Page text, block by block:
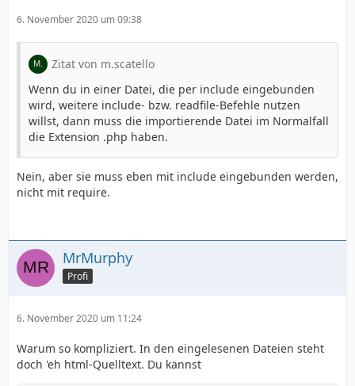
6. November 2020 um 09:38
Zitat von m.scatello
Wenn du in einer Datei, die per include eingebunden
wird, weitere include- bzw. readfile-Befehle nutzen
willst, dann muss die importierende Datei im Normalfall
die Extension .php haben.
Nein, aber sie muss eben mit include eingebunden werden,
nicht mit require.
MrMurphy
Profi
6. November 2020 um 11:24
Warum so kompliziert. In den eingelesenen Dateien steht
doch 'eh html-Quelltext. Du kannst